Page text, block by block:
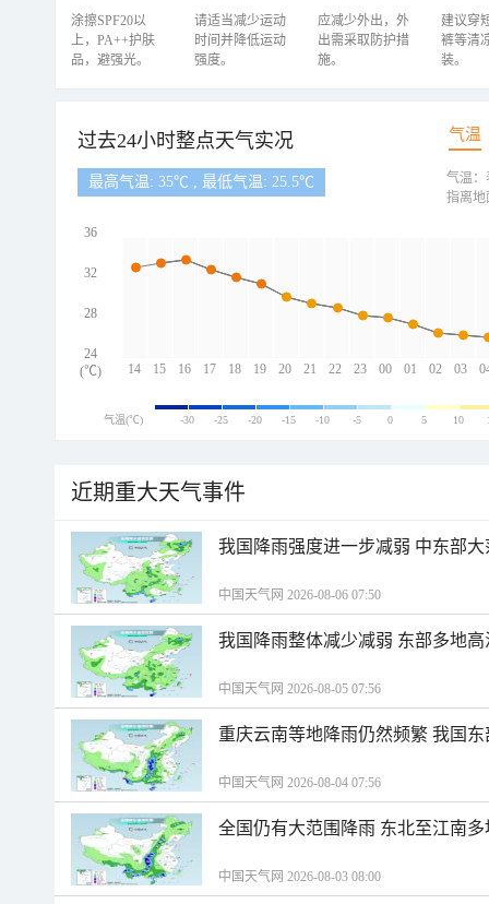
涂擦SPF20以
上，PA++护肤
品，避强光。
请适当减少运动
时间并降低运动
强度。
应减少外出，外
出需采取防护措
施。
建议穿
裤等清
装。
过去24小时整点天气实况 气温
最高气温: 35℃ , 最低气温: 25.5℃
14 15 16 17 18 19 20 21 22 23 00 01 02 03
36
32
28
24
(℃)
气温：
指离地
气温(℃) -30 -25 -20 -15 -10 -5 0 5 10
近期重大天气事件
我国降雨强度进一步减弱 中东部
中国天气网 2026-08-06 07:50
我国降雨整体减少减弱 东部多地
中国天气网 2026-08-05 07:56
重庆云南等地降雨仍然频繁 我国
中国天气网 2026-08-04 07:56
全国仍有大范围降雨 东北至江南
中国天气网 2026-08-03 08:00